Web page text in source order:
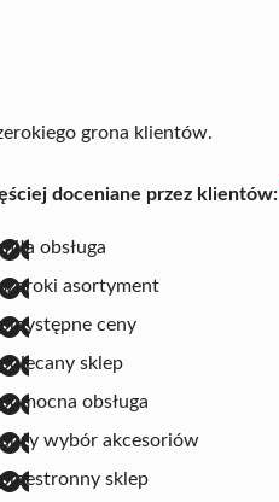
grona klientów.
doceniane przez klientów:
miła obsługa
szeroki asortyment
przystępne ceny
polecany sklep
pomocna obsługa
duży wybór akcesoriów
przestronny sklep